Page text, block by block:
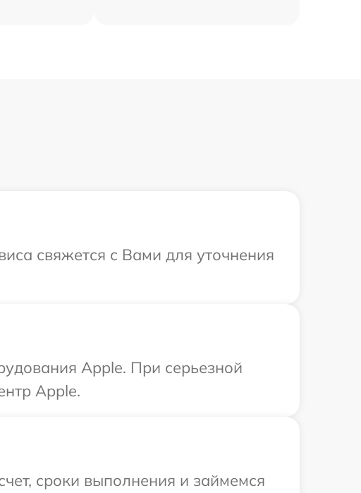
свяжется с Вами для уточнения
Apple. При серьезной
Apple.
сроки выполнения и займемся